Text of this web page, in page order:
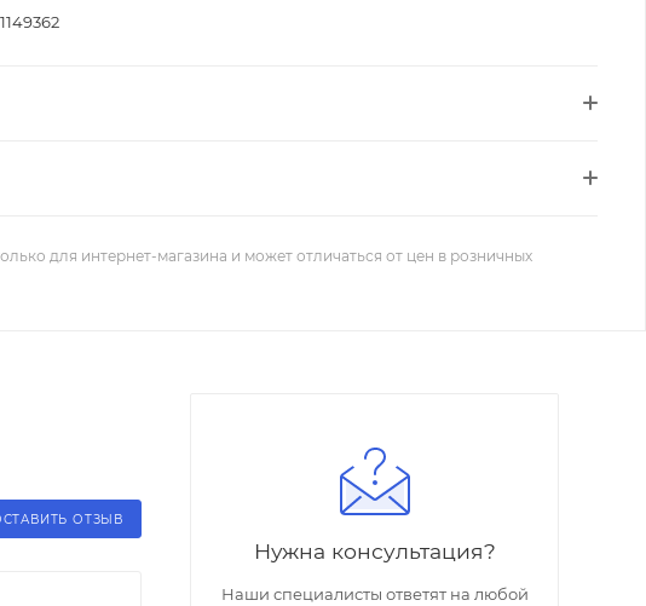
для интернет-магазина и может отличаться от цен в розничных
ОТЗЫВ
Нужна консультация?
Наши специалисты ответят на любой